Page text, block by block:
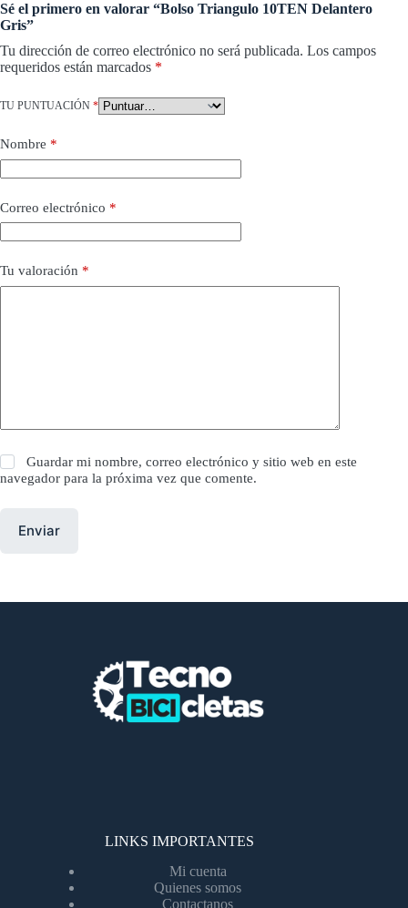
Sé el primero en valorar “Bolso Triangulo 10TEN Delantero
Gris”
Tu dirección de correo electrónico no será publicada. Los campos
requeridos están marcados *
TU PUNTUACIÓN *
Nombre *
Correo electrónico *
Tu valoración *
Guardar mi nombre, correo electrónico y sitio web en este
navegador para la próxima vez que comente.
Enviar
LINKS IMPORTANTES
Mi cuenta
Quienes somos
Contactanos